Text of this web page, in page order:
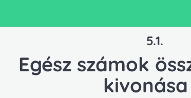
5.1.
Egész számok
kivonása